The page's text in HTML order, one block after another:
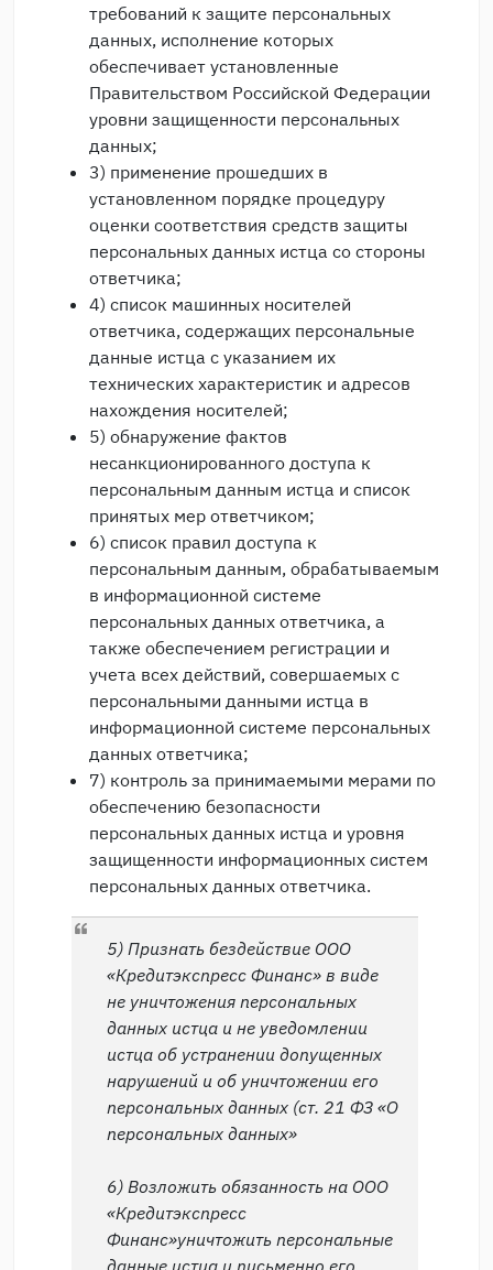
требований к защите персональных
данных, исполнение которых
обеспечивает установленные
Правительством Российской Федерации
уровни защищенности персональных
данных;
3) применение прошедших в
установленном порядке процедуру
оценки соответствия средств защиты
персональных данных истца со стороны
ответчика;
4) список машинных носителей
ответчика, содержащих персональные
данные истца с указанием их
технических характеристик и адресов
нахождения носителей;
5) обнаружение фактов
несанкционированного доступа к
персональным данным истца и список
принятых мер ответчиком;
6) список правил доступа к
персональным данным, обрабатываемым
в информационной системе
персональных данных ответчика, а
также обеспечением регистрации и
учета всех действий, совершаемых с
персональными данными истца в
информационной системе персональных
данных ответчика;
7) контроль за принимаемыми мерами по
обеспечению безопасности
персональных данных истца и уровня
защищенности информационных систем
персональных данных ответчика.
5) Признать бездействие ООО
«Кредитэкспресс Финанс» в виде
не уничтожения персональных
данных истца и не уведомлении
истца об устранении допущенных
нарушений и об уничтожении его
персональных данных (ст. 21 ФЗ «О
персональных данных»
6) Возложить обязанность на ООО
«Кредитэкспресс
Финанс»уничтожить персональные
данные истца и письменно его